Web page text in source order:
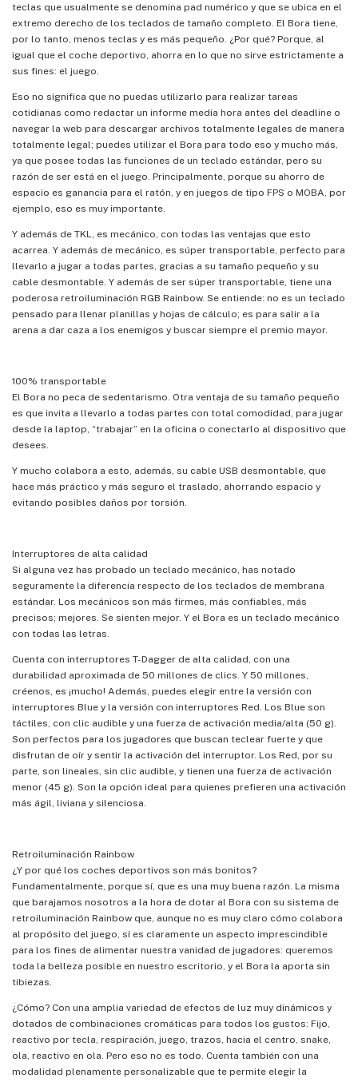
teclas que usualmente se denomina pad numérico y que se ubica en el
extremo derecho de los teclados de tamaño completo. El Bora tiene,
por lo tanto, menos teclas y es más pequeño. ¿Por qué? Porque, al
igual que el coche deportivo, ahorra en lo que no sirve estrictamente a
sus fines: el juego.
Eso no significa que no puedas utilizarlo para realizar tareas
cotidianas como redactar un informe media hora antes del deadline o
navegar la web para descargar archivos totalmente legales de manera
totalmente legal; puedes utilizar el Bora para todo eso y mucho más,
ya que posee todas las funciones de un teclado estándar, pero su
razón de ser está en el juego. Principalmente, porque su ahorro de
espacio es ganancia para el ratón, y en juegos de tipo FPS o MOBA, por
ejemplo, eso es muy importante.
Y además de TKL, es mecánico, con todas las ventajas que esto
acarrea. Y además de mecánico, es súper transportable, perfecto para
llevarlo a jugar a todas partes, gracias a su tamaño pequeño y su
cable desmontable. Y además de ser súper transportable, tiene una
poderosa retroiluminación RGB Rainbow. Se entiende: no es un teclado
pensado para llenar planillas y hojas de cálculo; es para salir a la
arena a dar caza a los enemigos y buscar siempre el premio mayor.
100% transportable
El Bora no peca de sedentarismo. Otra ventaja de su tamaño pequeño
es que invita a llevarlo a todas partes con total comodidad, para jugar
desde la laptop, “trabajar” en la oficina o conectarlo al dispositivo que
desees.
Y mucho colabora a esto, además, su cable USB desmontable, que
hace más práctico y más seguro el traslado, ahorrando espacio y
evitando posibles daños por torsión.
Interruptores de alta calidad
Si alguna vez has probado un teclado mecánico, has notado
seguramente la diferencia respecto de los teclados de membrana
estándar. Los mecánicos son más firmes, más confiables, más
precisos; mejores. Se sienten mejor. Y el Bora es un teclado mecánico
con todas las letras.
Cuenta con interruptores T-Dagger de alta calidad, con una
durabilidad aproximada de 50 millones de clics. Y 50 millones,
créenos, es ¡mucho! Además, puedes elegir entre la versión con
interruptores Blue y la versión con interruptores Red. Los Blue son
táctiles, con clic audible y una fuerza de activación media/alta (50 g).
Son perfectos para los jugadores que buscan teclear fuerte y que
disfrutan de oír y sentir la activación del interruptor. Los Red, por su
parte, son lineales, sin clic audible, y tienen una fuerza de activación
menor (45 g). Son la opción ideal para quienes prefieren una activación
más ágil, liviana y silenciosa.
Retroiluminación Rainbow
¿Y por qué los coches deportivos son más bonitos?
Fundamentalmente, porque sí, que es una muy buena razón. La misma
que barajamos nosotros a la hora de dotar al Bora con su sistema de
retroiluminación Rainbow que, aunque no es muy claro cómo colabora
al propósito del juego, sí es claramente un aspecto imprescindible
para los fines de alimentar nuestra vanidad de jugadores: queremos
toda la belleza posible en nuestro escritorio, y el Bora la aporta sin
tibiezas.
¿Cómo? Con una amplia variedad de efectos de luz muy dinámicos y
dotados de combinaciones cromáticas para todos los gustos: Fijo,
reactivo por tecla, respiración, juego, trazos, hacia el centro, snake,
ola, reactivo en ola. Pero eso no es todo. Cuenta también con una
modalidad plenamente personalizable que te permite elegir la